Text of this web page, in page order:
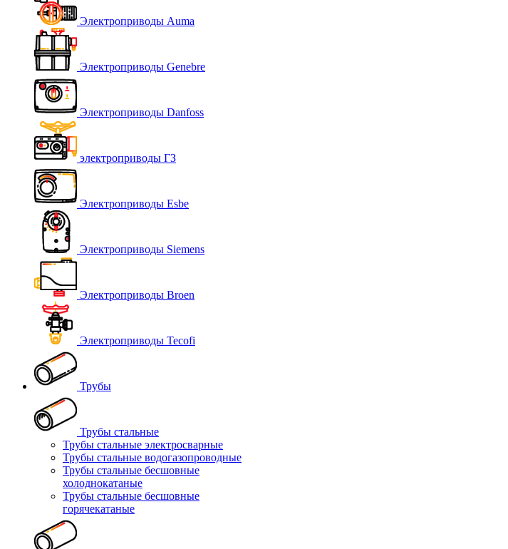
Электроприводы Auma
Электроприводы Genebre
Электроприводы Danfoss
электроприводы ГЗ
Электроприводы Esbe
Электроприводы Siemens
Электроприводы Broen
Электроприводы Tecofi
Трубы
Трубы стальные
Трубы стальные электросварные
Трубы стальные водогазопроводные
Трубы стальные бесшовные
холоднокатаные
Трубы стальные бесшовные
горячекатаные